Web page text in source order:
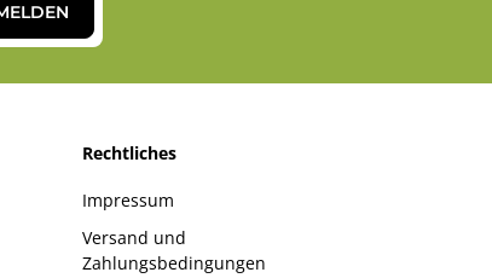
Rechtliches
Impressum
Versand und
Zahlungsbedingungen